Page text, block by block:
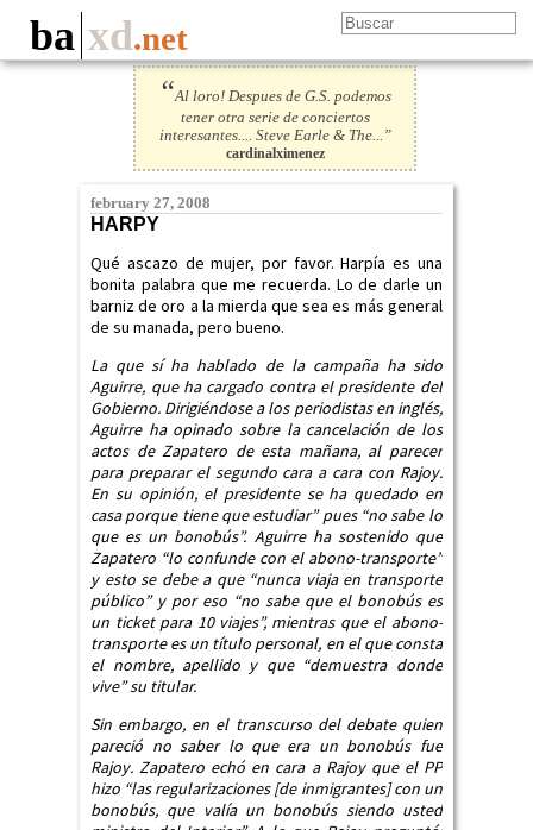
ba xd.net
“Al loro! Despues de G.S. podemos
tener otra serie de conciertos
interesantes.... Steve Earle & The...”
cardinalximenez
february 27, 2008
HARPY
Qué ascazo de mujer, por favor. Harpía es una
bonita palabra que me recuerda. Lo de darle un
barniz de oro a la mierda que sea es más general
de su manada, pero bueno.
La que sí ha hablado de la campaña ha sido
Aguirre, que ha cargado contra el presidente del
Gobierno. Dirigiéndose a los periodistas en inglés,
Aguirre ha opinado sobre la cancelación de los
actos de Zapatero de esta mañana, al parecer
para preparar el segundo cara a cara con Rajoy.
En su opinión, el presidente se ha quedado en
casa porque tiene que estudiar” pues “no sabe lo
que es un bonobús”. Aguirre ha sostenido que
Zapatero “lo confunde con el abono-transporte”
y esto se debe a que “nunca viaja en transporte
público” y por eso “no sabe que el bonobús es
un ticket para 10 viajes”, mientras que el abono-
transporte es un título personal, en el que consta
el nombre, apellido y que “demuestra donde
vive” su titular.
Sin embargo, en el transcurso del debate quien
pareció no saber lo que era un bonobús fue
Rajoy. Zapatero echó en cara a Rajoy que el PP
hizo “las regularizaciones [de inmigrantes] con un
bonobús, que valía un bonobús siendo usted